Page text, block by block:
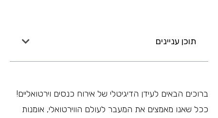
תוכן עניינים
ברוכים הבאים לעידן הדיגיטלי של אירוח כנסים וירטואליים!
ככל שאנו מאמצים את המעבר לעולם הווירטואלי, אומנות